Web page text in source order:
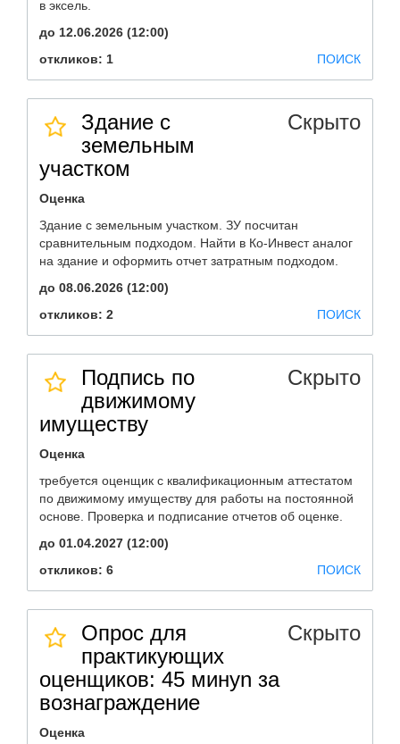
в эксель.
до 12.06.2026 (12:00)
откликов: 1
ПОИСК
Здание с
земельным
участком
Скрыто
Оценка
Здание с земельным участком. ЗУ посчитан
сравнительным подходом. Найти в Ко-Инвест аналог
на здание и оформить отчет затратным подходом.
до 08.06.2026 (12:00)
откликов: 2
ПОИСК
Подпись по
движимому
имуществу
Скрыто
Оценка
требуется оценщик с квалификационным аттестатом
по движимому имуществу для работы на постоянной
основе. Проверка и подписание отчетов об оценке.
до 01.04.2027 (12:00)
откликов: 6
ПОИСК
Опрос для
практикующих
оценщиков: 45 минуn за
вознаграждение
Скрыто
Оценка